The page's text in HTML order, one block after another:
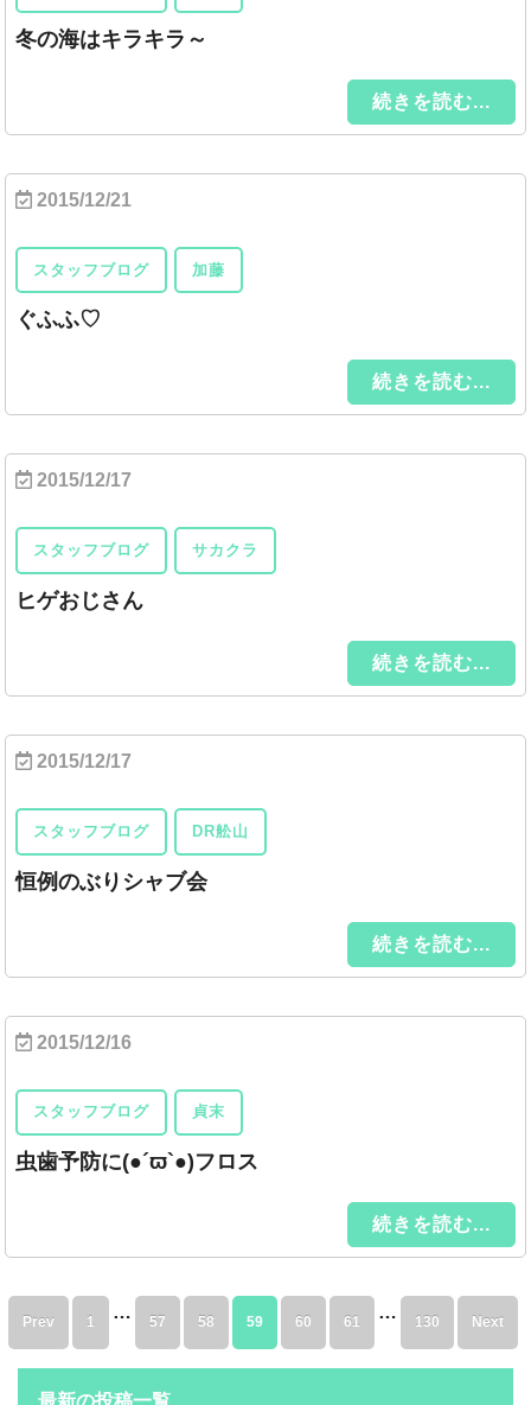
冬の海はキラキラ～
続きを読む...
2015/12/21
スタッフブログ 加藤
ぐふふ♡
続きを読む...
2015/12/17
スタッフブログ サカクラ
ヒゲおじさん
続きを読む...
2015/12/17
スタッフブログ DR舩山
恒例のぶりシャブ会
続きを読む...
2015/12/16
スタッフブログ 貞末
虫歯予防に(●´ϖ`●)フロス
続きを読む...
Prev 1 … 57 58 59 60 61 … 130 Next